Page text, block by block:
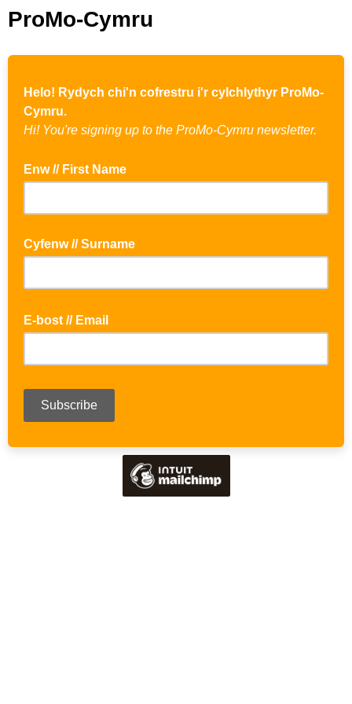
ProMo-Cymru
Helo! Rydych chi'n cofrestru i'r cylchlythyr ProMo-
Cymru.
Hi! You're signing up to the ProMo-Cymru newsletter.
Enw // First Name
Cyfenw // Surname
E-bost // Email